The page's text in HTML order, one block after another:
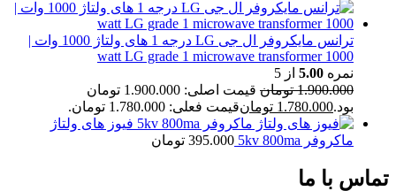
ترانس مایکروفر ال جی LG درجه 1 های ولتاژ 1000 وات |
1000 watt LG grade 1 microwave transformer
نمره 5.00 از 5
1.900.000 تومان
قیمت اصلی: 1.900.000 تومان
بود.1.780.000 تومانقیمت فعلی: 1.780.000 تومان.
فیوز های ولتاژ
ماکروفر 5kv 800ma
395.000 تومان
تماس با ما